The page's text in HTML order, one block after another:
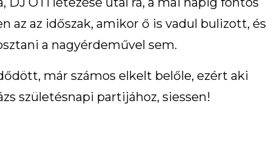
az az időszak, amikor ő is vadul bulizott, és
a nagyérdeművel sem.
már számos elkelt belőle, ezért aki
születésnapi partijához, siessen!